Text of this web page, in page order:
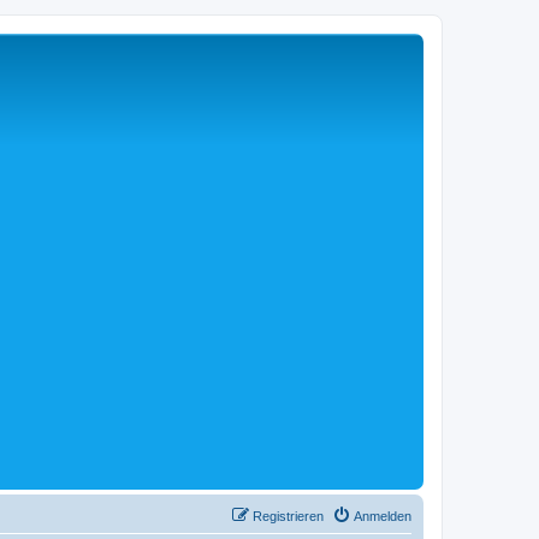
Anmelden
Registrieren